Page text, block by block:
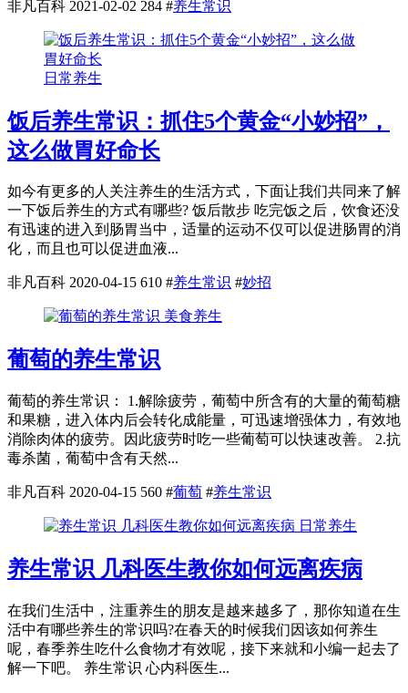
非凡百科 2021-02-02 284 #养生常识
日常养生
饭后养生常识：抓住5个黄金“小妙招”，
这么做胃好命长
如今有更多的人关注养生的生活方式，下面让我们共同来了解
一下饭后养生的方式有哪些? 饭后散步 吃完饭之后，饮食还没
有迅速的进入到肠胃当中，适量的运动不仅可以促进肠胃的消
化，而且也可以促进血液...
非凡百科 2020-04-15 610 #养生常识 #妙招
美食养生
葡萄的养生常识
葡萄的养生常识： 1.解除疲劳，葡萄中所含有的大量的葡萄糖
和果糖，进入体内后会转化成能量，可迅速增强体力，有效地
消除肉体的疲劳。因此疲劳时吃一些葡萄可以快速改善。 2.抗
毒杀菌，葡萄中含有天然...
非凡百科 2020-04-15 560 #葡萄 #养生常识
日常养生
养生常识 几科医生教你如何远离疾病
在我们生活中，注重养生的朋友是越来越多了，那你知道在生
活中有哪些养生的常识吗?在春天的时候我们因该如何养生
呢，春季养生吃什么食物才有效呢，接下来就和小编一起去了
解一下吧。 养生常识 心内科医生...